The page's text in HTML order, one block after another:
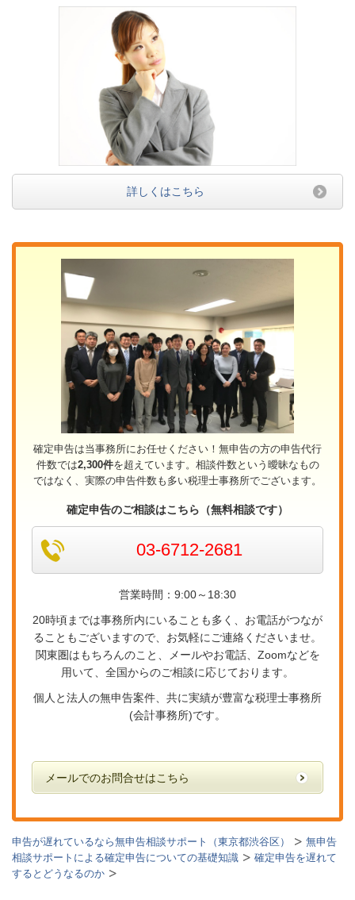
詳しくはこちら
確定申告は当事務所にお任せください！無申告の方の申告代行
件数では2,300件を超えています。相談件数という曖昧なもの
ではなく、実際の申告件数も多い税理士事務所でございます。
確定申告のご相談はこちら（無料相談です）
03-6712-2681
営業時間：9:00～18:30
20時頃までは事務所内にいることも多く、お電話がつなが
ることもございますので、お気軽にご連絡くださいませ。
関東圏はもちろんのこと、メールやお電話、Zoomなどを
用いて、全国からのご相談に応じております。
個人と法人の無申告案件、共に実績が豊富な税理士事務所
(会計事務所)です。
メールでのお問合せはこちら
申告が遅れているなら無申告相談サポート（東京都渋谷区）
無申告
相談サポートによる確定申告についての基礎知識
確定申告を遅れて
するとどうなるのか